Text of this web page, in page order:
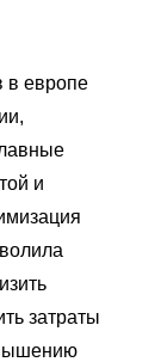
в европе
и
затраты